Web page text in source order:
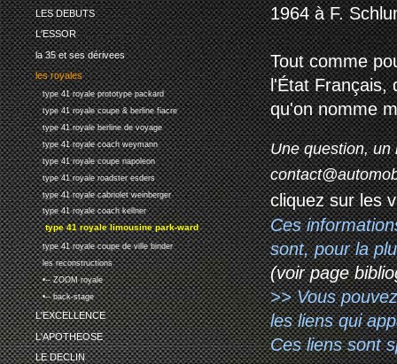
LES DEBUTS
L'ESSOR
la 35 et ses dérivees
les royales
type 41 royale prototype packard
type 41 royale coupe & berline fiacre
type 41 royale berline de voyage
type 41 royale coach weymann
type 41 royale coupe napoleon
type 41 royale roadster esders
type 41 royale cabriolet weinberger
type 41 royale coach kellner
type 41 royale limousine park-ward
type 41 royale coupe de ville binder
les reconstructions
•-- ZOOM royale
•-- back-stage
L'EXCELLENCE
L'APOTHEOSE
LE DECLIN
1964 à F.
Tout comme
l'État Français,
qu'on nomme
Une question, un
cliquez sur les
Ces
sont, pour la
(voir page
>> Vous
les liens qui
Ces liens sont